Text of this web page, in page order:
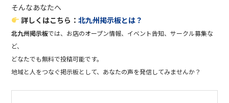
そんなあなたへ
詳しくはこちら：北九州掲示板とは？
北九州掲示板では、お店のオープン情報、イベント告知、サークル募集な
ど、
どなたでも無料で投稿可能です。
地域と人をつなぐ掲示板として、あなたの声を発信してみませんか？